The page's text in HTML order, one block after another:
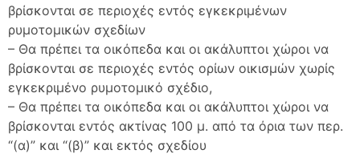
βρίσκονται σε περιοχές εντός εγκεκριμένων
ρυμοτομικών σχεδίων
– Θα πρέπει τα οικόπεδα και οι ακάλυπτοι χώροι να
βρίσκονται σε περιοχές εντός ορίων οικισμών χωρίς
εγκεκριμένο ρυμοτομικό σχέδιο,
– Θα πρέπει τα οικόπεδα και οι ακάλυπτοι χώροι να
βρίσκονται εντός ακτίνας 100 μ. από τα όρια των περ.
“(α)” και “(β)” και εκτός σχεδίου